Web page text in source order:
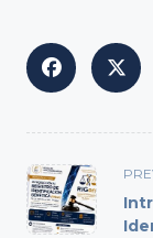
<span
class="nav-
subtitle